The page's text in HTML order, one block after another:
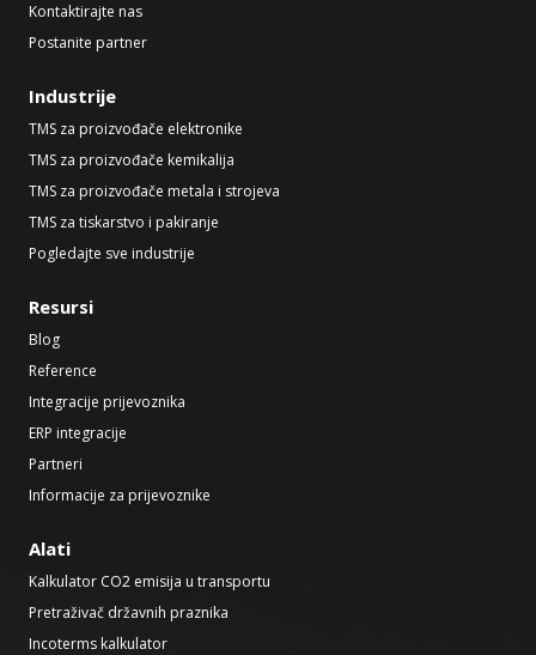
Kontaktirajte nas
Postanite partner
Industrije
TMS za proizvođače elektronike
TMS za proizvođače kemikalija
TMS za proizvođače metala i strojeva
TMS za tiskarstvo i pakiranje
Pogledajte sve industrije
Resursi
Blog
Reference
Integracije prijevoznika
ERP integracije
Partneri
Informacije za prijevoznike
Alati
Kalkulator CO2 emisija u transportu
Pretraživač državnih praznika
Incoterms kalkulator